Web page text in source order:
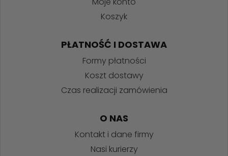
Koszyk
PŁATNOŚĆ I DOSTAWA
Formy płatności
Koszt dostawy
Czas realizacji zamówienia
O NAS
Kontakt i dane firmy
Nasi kurierzy